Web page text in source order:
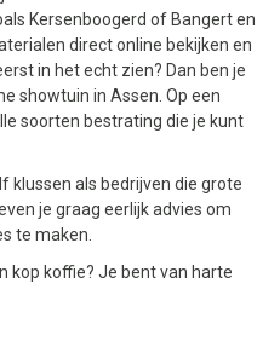
Kersenboogerd of Bangert en
direct online bekijken en
in het echt zien? Dan ben je
showtuin in Assen. Op een
soorten bestrating die je kunt
klussen als bedrijven die grote
je graag eerlijk advies om
te maken.
kop koffie? Je bent van harte